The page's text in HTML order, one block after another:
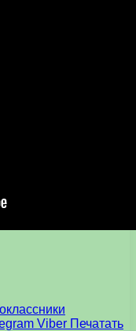
Viber Печатать